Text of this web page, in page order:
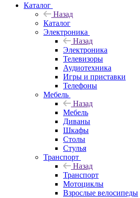
Каталог
Назад
Каталог
Электроника
Назад
Электроника
Телевизоры
Аудиотехника
Игры и приставки
Телефоны
Мебель
Назад
Мебель
Диваны
Шкафы
Столы
Стулья
Транспорт
Назад
Транспорт
Мотоциклы
Взрослые велосипеды